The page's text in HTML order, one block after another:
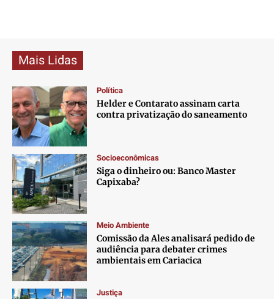
Mais Lidas
Política
Helder e Contarato assinam carta
contra privatização do saneamento
Socioeconômicas
Siga o dinheiro ou: Banco Master
Capixaba?
Meio Ambiente
Comissão da Ales analisará pedido de
audiência para debater crimes
ambientais em Cariacica
Justiça